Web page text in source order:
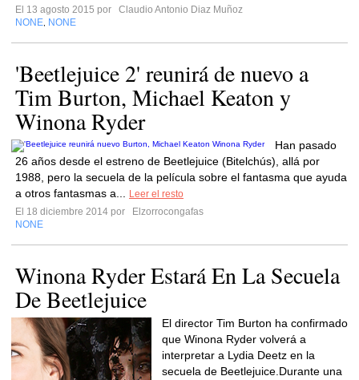
El 13 agosto 2015 por
Claudio Antonio Diaz Muñoz
NONE NONE
'Beetlejuice 2' reunirá de nuevo a
Tim Burton, Michael Keaton y
Winona Ryder
Han pasado
26 años desde el estreno de Beetlejuice (Bitelchús), allá por
1988, pero la secuela de la película sobre el fantasma que ayuda
a otros fantasmas a...
Leer el resto
El 18 diciembre 2014 por
Elzorrocongafas
NONE
Winona Ryder Estará En La Secuela
De Beetlejuice
El director Tim Burton ha confirmado
que Winona Ryder volverá a
interpretar a Lydia Deetz en la
secuela de Beetlejuice.Durante una